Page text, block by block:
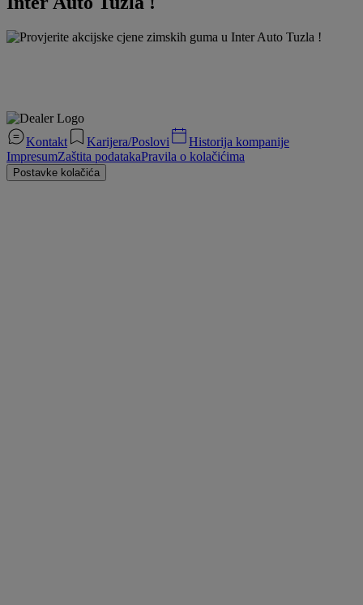
Kontakt Karijera/Poslovi
Historija kompanije
ImpresumZaštita podatakaPravila o kolačićima
Postavke kolačića